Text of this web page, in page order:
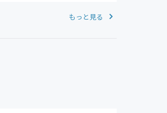
もっと見る